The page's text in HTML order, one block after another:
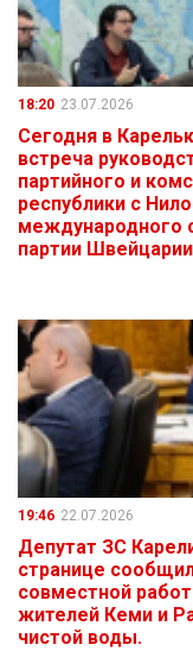
18:20 23.07.2026
Сегодня в
встреча
партийного и
республики с
международного
партии
19:46 22.07.2026
Депутат ЗС
странице
совместной
жителей Кеми и
чистой воды.